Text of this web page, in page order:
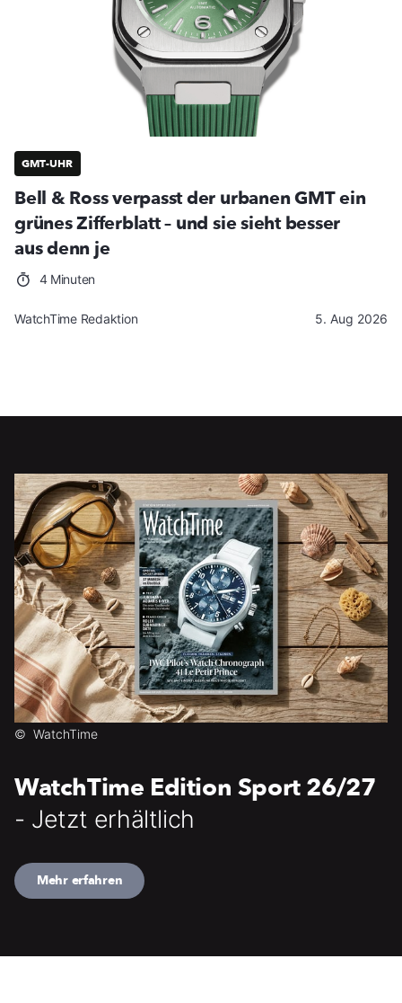
GMT-UHR
Bell & Ross verpasst der urbanen GMT ein
grünes Zifferblatt – und sie sieht besser
aus denn je
4 Minuten
WatchTime Redaktion 5. Aug 2026
© WatchTime
WatchTime Edition Sport 26/27
- Jetzt erhältlich
Mehr erfahren